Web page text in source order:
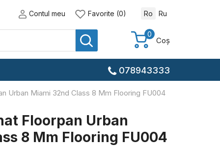
Contul meu Favorite (0) Ro Ru
0
Coș
078943333
Urban Miami 32nd Class 8 Mm Flooring FU004
Floorpan Urban
8 Mm Flooring FU004